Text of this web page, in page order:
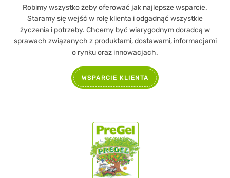
Robimy wszystko żeby oferować jak najlepsze wsparcie.
Staramy się wejść w rolę klienta i odgadnąć wszystkie
życzenia i potrzeby. Chcemy być wiarygodnym doradcą w
sprawach związanych z produktami, dostawami, informacjami
o rynku oraz innowacjach.
WSPARCIE KLIENTA